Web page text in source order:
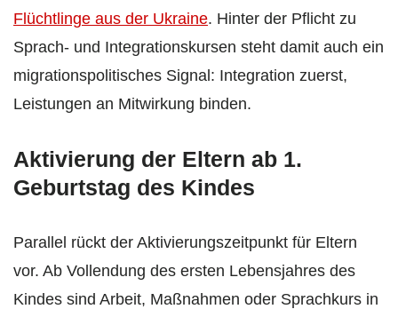
Flüchtlinge aus der Ukraine. Hinter der Pflicht zu
Sprach- und Integrationskursen steht damit auch ein
migrationspolitisches Signal: Integration zuerst,
Leistungen an Mitwirkung binden.
Aktivierung der Eltern ab 1.
Geburtstag des Kindes
Parallel rückt der Aktivierungszeitpunkt für Eltern
vor. Ab Vollendung des ersten Lebensjahres des
Kindes sind Arbeit, Maßnahmen oder Sprachkurs in